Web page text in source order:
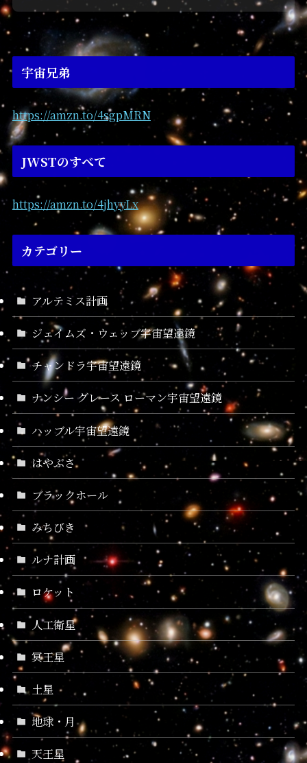
宇宙兄弟
https://amzn.to/4sgpMRN
JWSTのすべて
https://amzn.to/4jhyyLx
カテゴリー
アルテミス計画
ジェイムズ・ウェッブ宇宙望遠鏡
チャンドラ宇宙望遠鏡
ナンシー グレース ローマン宇宙望遠鏡
ハッブル宇宙望遠鏡
はやぶさ
ブラックホール
みちびき
ルナ計画
ロケット
人工衛星
冥王星
土星
地球・月
天王星